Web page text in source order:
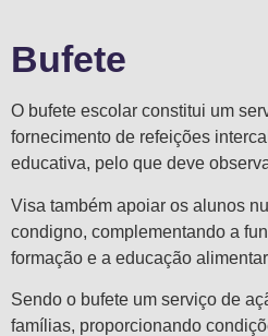
Bufete
O bufete escolar constitui um
fornecimento de refeições
educativa, pelo que deve
Visa também apoiar os alunos
condigno, complementando a
formação e a educação
Sendo o bufete um serviço de
famílias, proporcionando